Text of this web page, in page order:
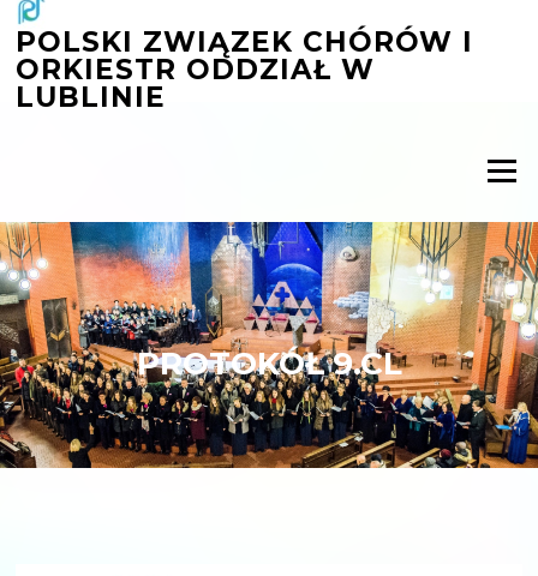
Przejdź
treści
POLSKI ZWIĄZEK CHÓRÓW I
ORKIESTR ODDZIAŁ W
LUBLINIE
Menu
PROTOKÓŁ 9.CL